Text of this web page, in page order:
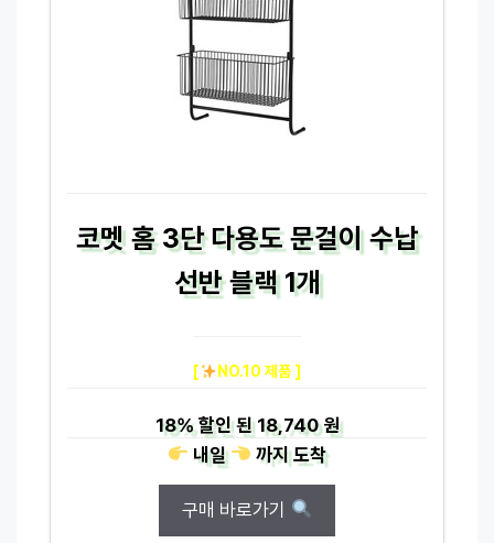
코멧 홈 3단 다용도 문걸이 수납
선반 블랙 1개
[ NO.10 제품 ]
18%할인 된18,740 원
내일
까지도착
구매 바로가기